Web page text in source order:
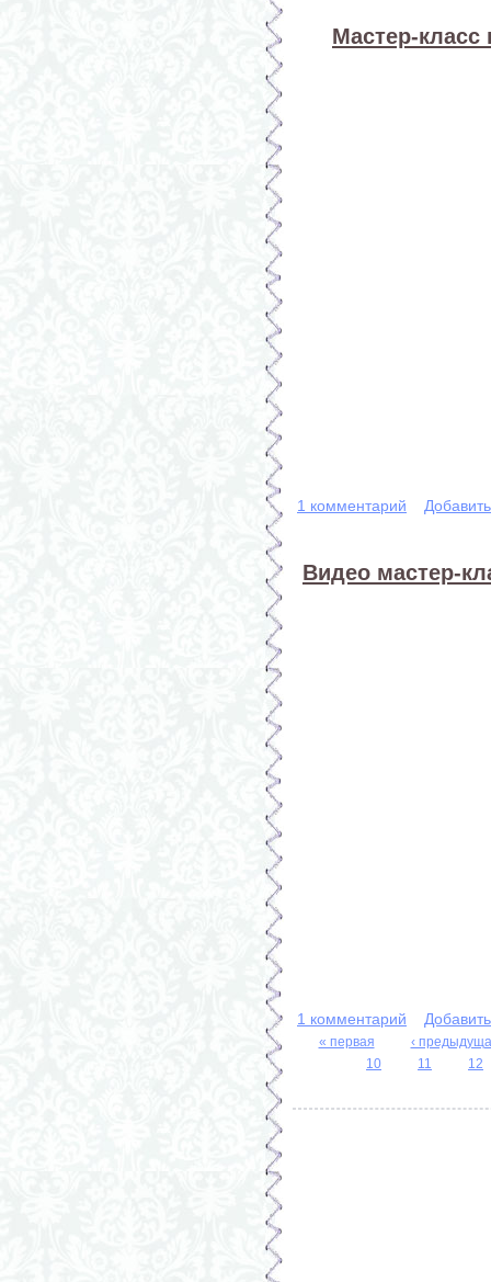
Мастер-класс
1 комментарий
Видео мастер-
1 комментарий
Страницы
« первая
‹
10
11 12